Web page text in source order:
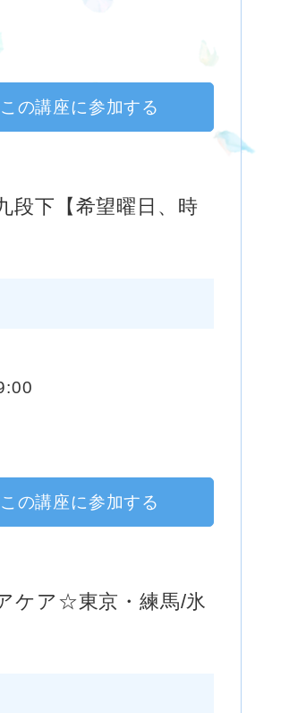
この講座に参加する
段下【希望曜日、時
この講座に参加する
ケア☆東京・練馬/氷